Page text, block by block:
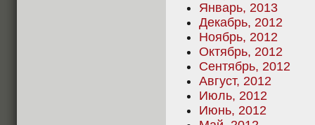
Январь, 2013
Декабрь, 2012
Ноябрь, 2012
Октябрь, 2012
Сентябрь, 2012
Август, 2012
Июль, 2012
Июнь, 2012